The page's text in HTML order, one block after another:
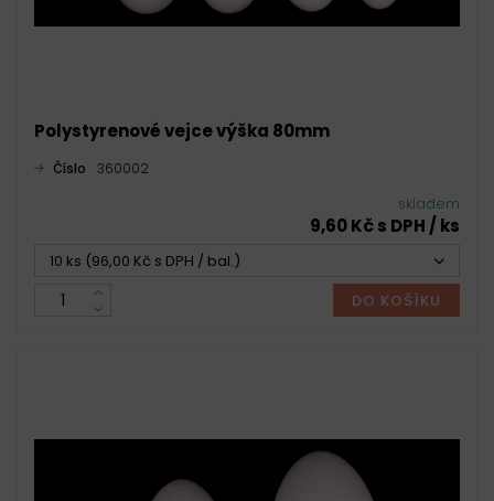
Polystyrenové vejce výška 80mm
Číslo 360002
skladem
9,60 Kč s DPH / ks
10 ks (96,00 Kč s DPH / bal.)
DO KOŠÍKU